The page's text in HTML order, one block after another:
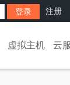
注册
虚拟主机 云